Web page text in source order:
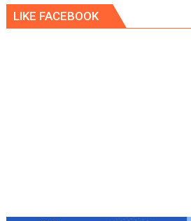
LIKE FACEBOOK